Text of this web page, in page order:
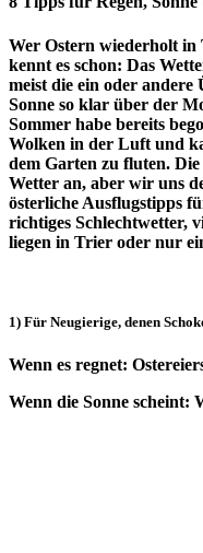
Wer Ostern wiederholt
kennt es schon: Das
meist die ein oder
Sonne so klar über der
Sommer habe bereits
Wolken in der Luft und
dem Garten zu fluten.
Wetter an, aber wir uns
österliche Ausflugstipps
richtiges Schlechtwetter,
liegen in Trier oder nur
1) Für Neugierige, denen
Wenn es regnet:
Wenn die Sonne scheint: